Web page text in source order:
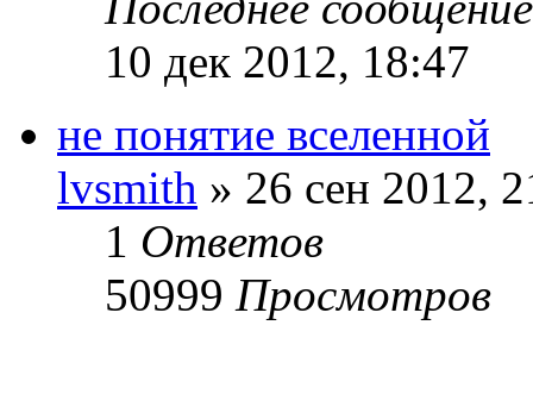
10 дек 2012, 18:47
не понятие вселенной
lvsmith » 26 сен 2012,
1 Ответов
50999 Просмотров